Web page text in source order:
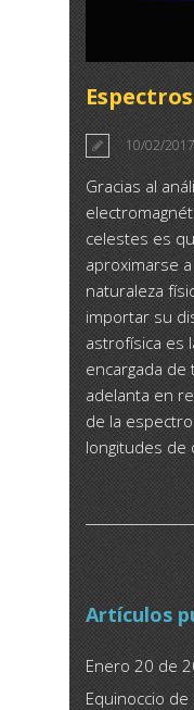
10/02/2017
Gracias al
celestes es
aproximarse
naturaleza
importar su
astrofísica es
encargada
adelanta en
de la
longitudes de
Artículos
Enero 20 de
Equinoccio